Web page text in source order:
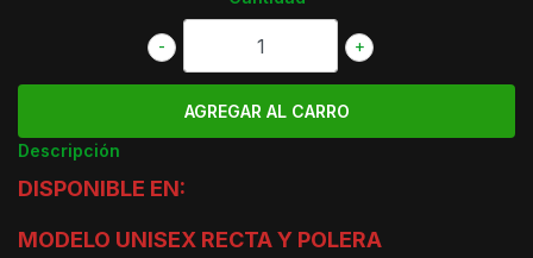
+
-
Descripción
DISPONIBLE EN:
MODELO UNISEX RECTA Y POLERA